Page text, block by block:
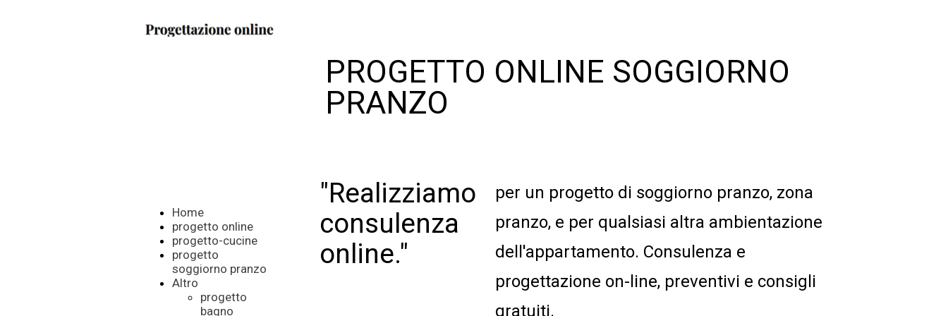
PROGETTO ONLINE SOGGIORNO
PRANZO
"Realizziamo
consulenza
online."
per un progetto di soggiorno pranzo, zona
pranzo, e per qualsiasi altra ambientazione
dell'appartamento. Consulenza e
progettazione on-line, preventivi e consigli
gratuiti.
Home
progetto online
progetto-cucine
progetto
soggiorno pranzo
Altro
progetto
bagno